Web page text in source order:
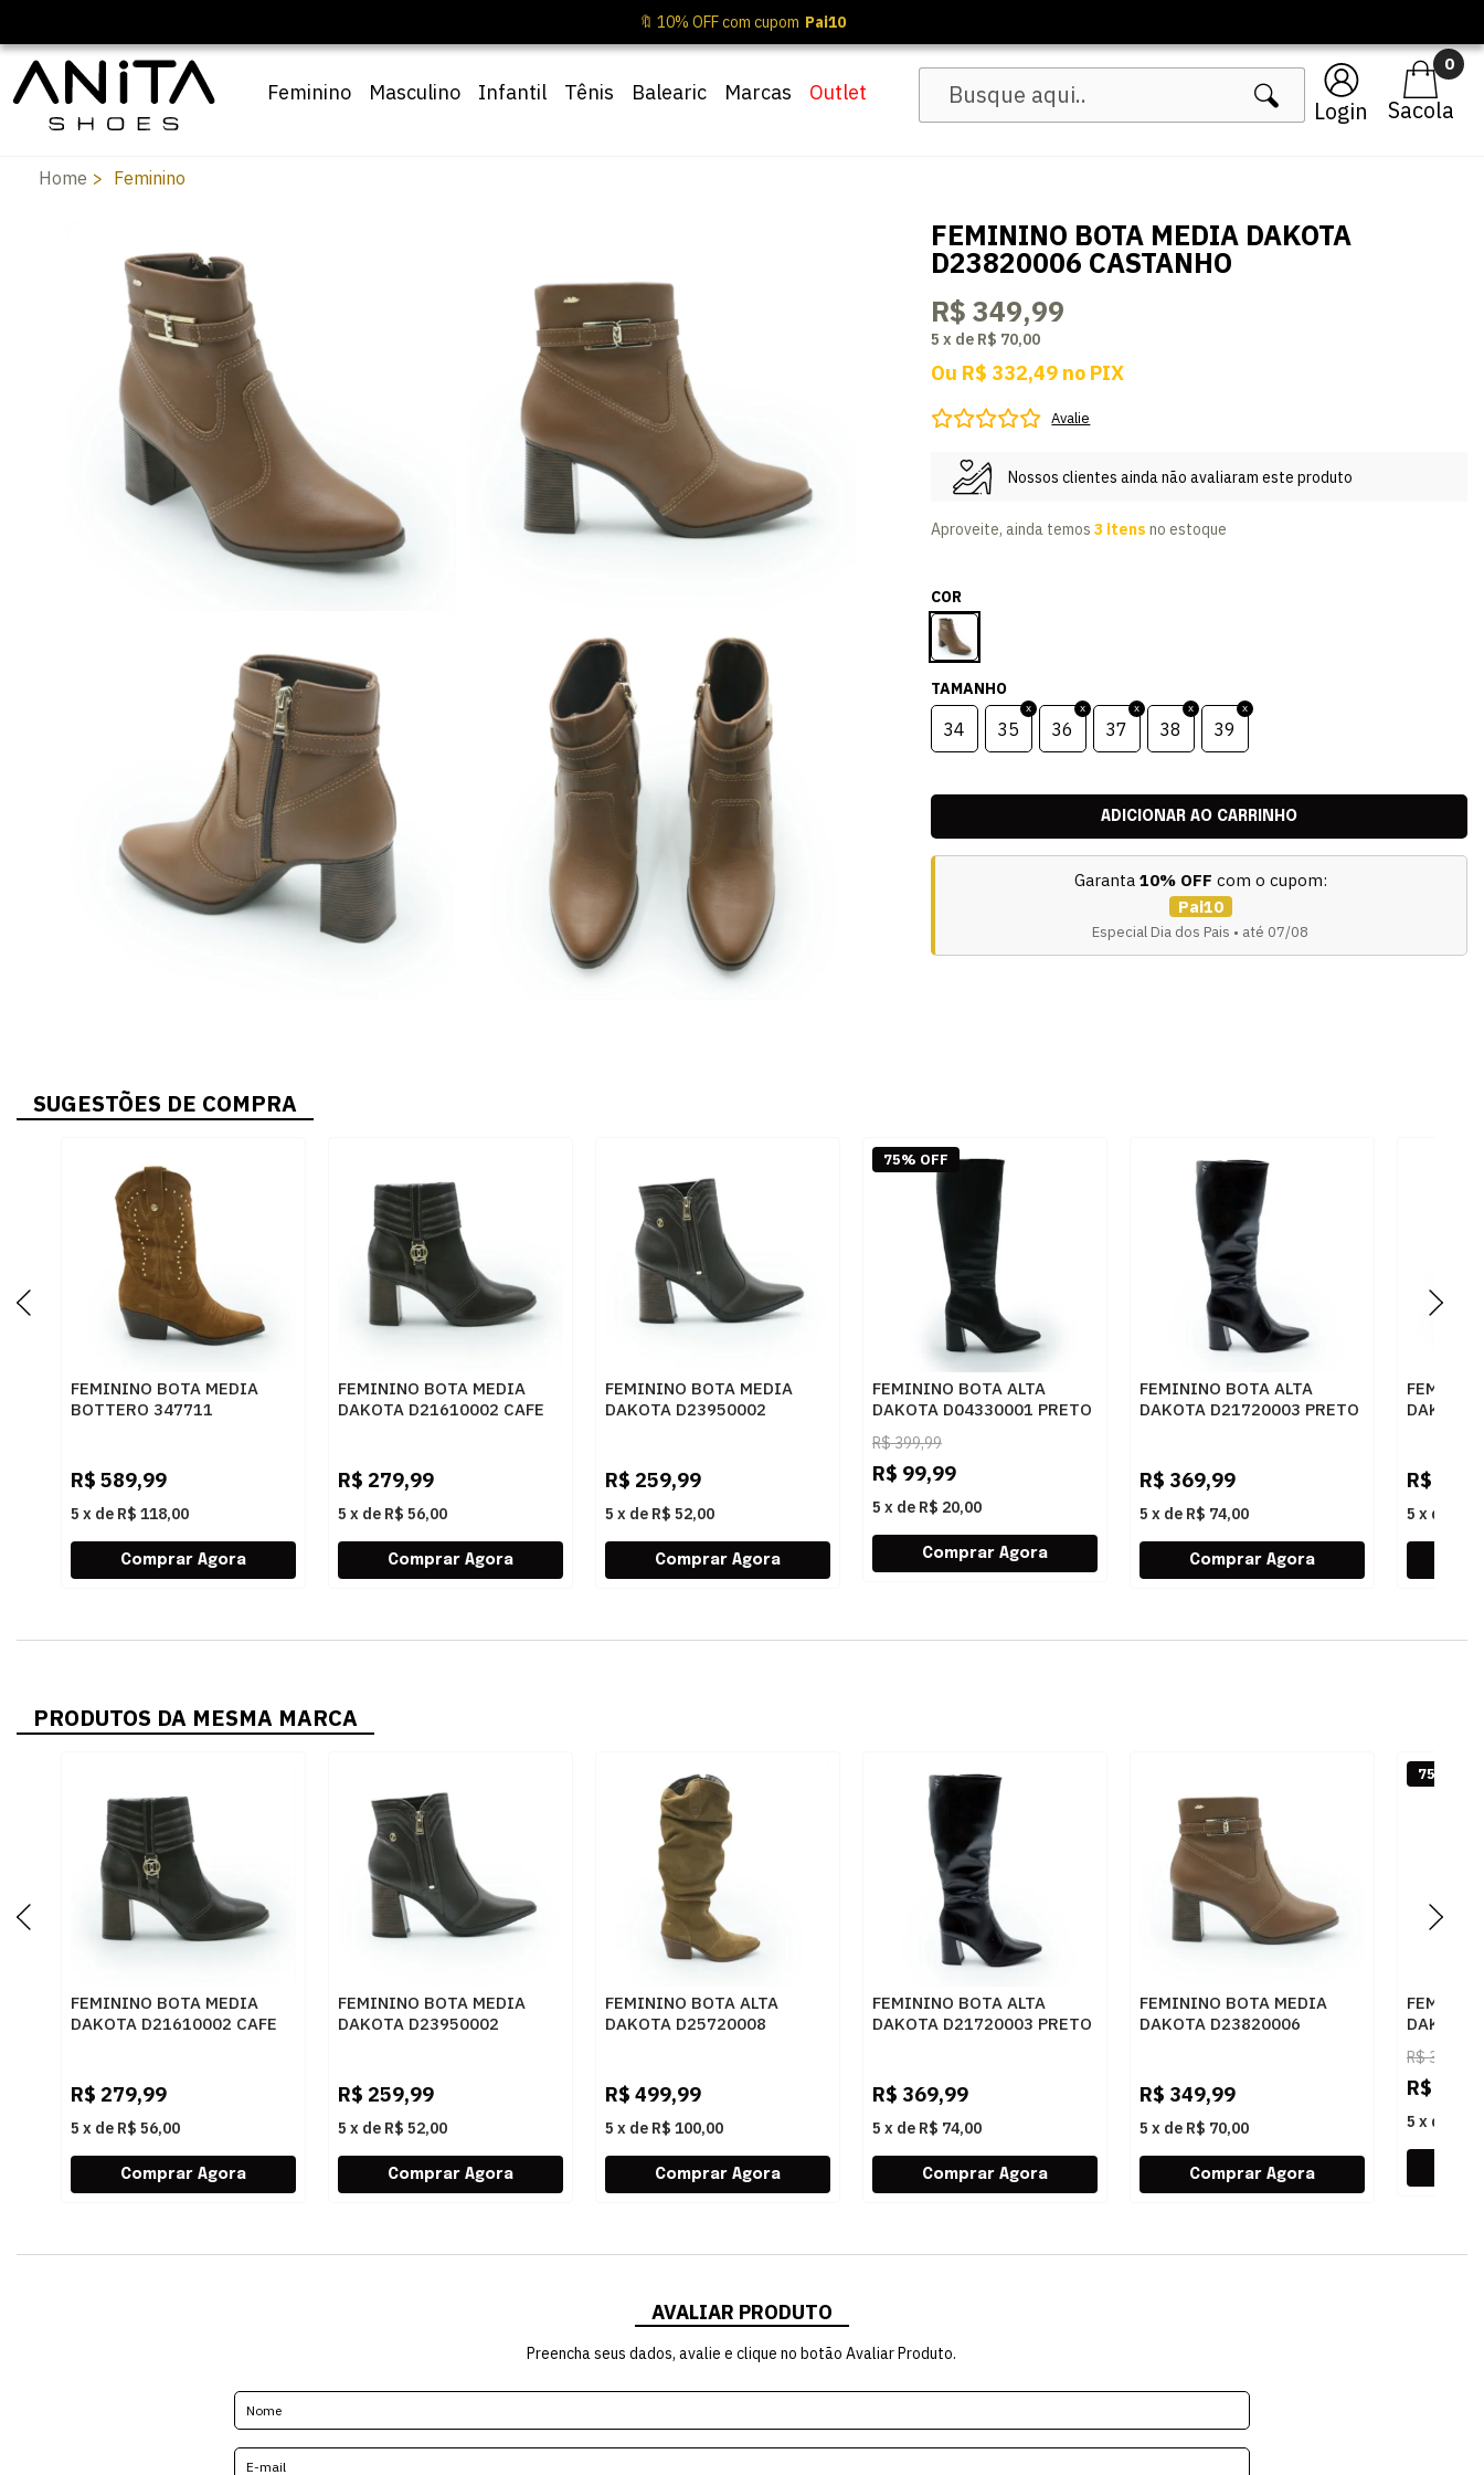
Login
0
Feminino Masculino Infantil Tênis Balearic Marcas Outlet
🔖 10% OFF com cupom Pai10
Home Feminino
FEMININO BOTA MEDIA DAKOTA
D23820006 CASTANHO
R$ 349,99
5 x de R$ 70,00
Ou R$ 332,49 no PIX
Avalie
Nossos clientes ainda não avaliaram este produto
Aproveite, ainda temos 3 itens no estoque
COR
TAMANHO
34 35 36 37 38 39
Garanta 10% OFF com o cupom:
Pai10
Especial Dia dos Pais • até 07/08
SUGESTÕES DE COMPRA
FEMININO BOTA MEDIA
BOTTERO 347711
R$ 589,99
5 x de R$ 118,00
FEMININO BOTA MEDIA
DAKOTA D21610002 CAFE
R$ 279,99
5 x de R$ 56,00
FEMININO BOTA MEDIA
DAKOTA D23950002
R$ 259,99
5 x de R$ 52,00
FEMININO BOTA ALTA
DAKOTA D04330001 PRETO
R$399,99
R$ 99,99
5 x de R$ 20,00
75% OFF
FEMININO BOTA ALTA
DAKOTA D21720003 PRETO
R$ 369,99
5 x de R$ 74,00
DAKOTA
R$
5 x de
PRODUTOS DA MESMA MARCA
FEMININO BOTA MEDIA
DAKOTA D21610002 CAFE
R$ 279,99
5 x de R$ 56,00
FEMININO BOTA MEDIA
DAKOTA D23950002
R$ 259,99
5 x de R$ 52,00
FEMININO BOTA ALTA
DAKOTA D25720008
R$ 499,99
5 x de R$ 100,00
FEMININO BOTA ALTA
DAKOTA D21720003 PRETO
R$ 369,99
5 x de R$ 74,00
FEMININO BOTA MEDIA
DAKOTA D23820006
R$ 349,99
5 x de R$ 70,00
DAKOTA
R$399,99
R$
5 x de
75% OFF
AVALIAR PRODUTO
Preencha seus dados, avalie e clique no botão Avaliar Produto.